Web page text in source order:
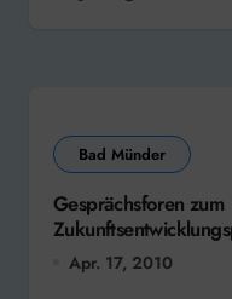
Bad Münder
Gesprächsforen zum
Apr. 17, 2010